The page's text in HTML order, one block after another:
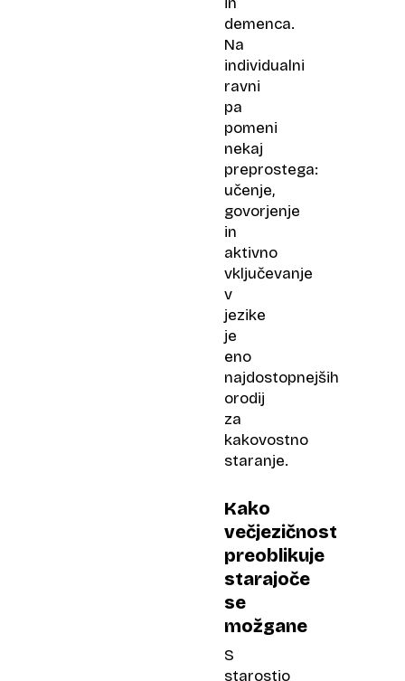
demenca.
Na
individualni
ravni
pa
pomeni
nekaj
preprostega:
učenje,
govorjenje
in
aktivno
vključevanje
v
jezike
je
eno
najdostopnejših
orodij
za
kakovostno
staranje.
Kako
večjezičnost
preoblikuje
starajoče
se
možgane
S
starostjo